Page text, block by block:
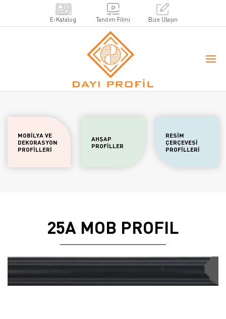
E-Katalog Tanıtım Filmi Bize Ulaşın
MOBİLYA VE
DEKORASYON
PROFİLLERİ
AHŞAP
PROFİLLER
RESİM
ÇERÇEVESİ
PROFİLLERİ
25A MOB PROFIL